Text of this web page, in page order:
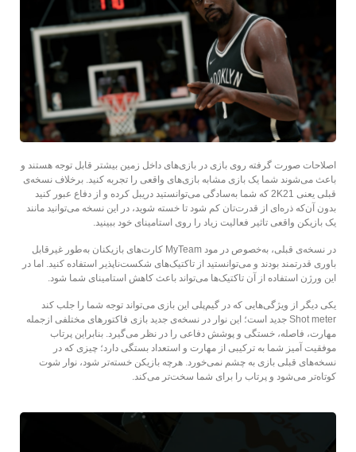
اصلاحات صورت گرفته روی بازی در بازی‌های داخل زمین بیشتر قابل توجه هستند و
باعث می‌شوند شما یک بازی مشابه بازی‌های واقعی را تجربه کنید. برخلاف نسخه‌ی
قبلی یعنی 2K21 که شما به‌سادگی می‌توانستید دریبل کرده و از دفاع عبور کنید
بدون آن‌که ذره‌ای از قدرت‌تان کم شود تا خسته شوید، در این نسخه می‌توانید مانند
یک بازیکن واقعی تاثیر فعالیت زیاد را روی استامینای خود ببینید.
در نسخه‌ی قبلی، به‌خصوص در مود MyTeam کارت‌های بازیکنان به‌طور غیرقابل
باوری قدرتمند بودند و می‌توانستید از تاکتیک‌های شکست‌ناپذیر استفاده کنید. اما در
این ورژن استفاده از آن تاکتیک‌ها می‌تواند باعث کاهش استامینای شما شود.
یکی دیگر از ویژگی‌هایی که در گیم‌پلی این بازی می‌تواند توجه شما را جلب کند
Shot meter جدید است؛ این نوار در نسخه‌ی جدید بازی فاکتورهای مختلفی ازجمله
مهارت، فاصله، خستگی و پوشش دفاعی را در نظر می‌گیرد. بنابراین پرتاب
موفقیت آمیز شما به ترکیبی از مهارت و استعداد بستگی دارد؛ چیزی که در
نسخه‌های قبلی بازی به چشم نمی‌خورد. هرچه بازیکن خسته‌تر شود، نوار شوت
کوتاه‌تر می‌شود و پرتاب را برای شما سخت‌تر می‌کند.